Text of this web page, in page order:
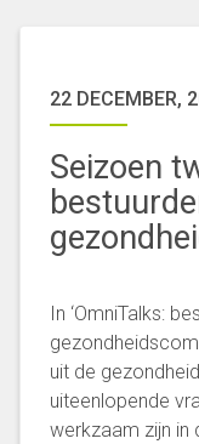
22 DECEMBER,
Seizoen
In ‘OmniTalks:
uit de
uiteenlopende
werkzaam zijn in